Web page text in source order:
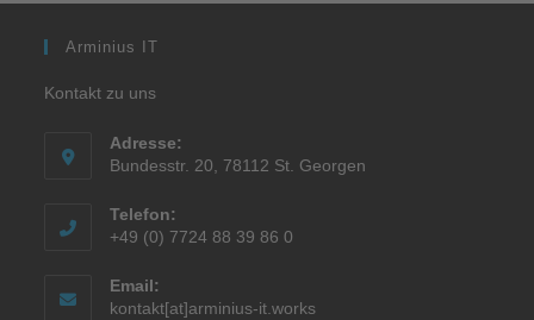
Arminius IT
Kontakt zu uns
Adresse:
Bundesstr. 20, 78112 St. Georgen
Telefon:
+49 (0) 7724 88 39 86 0
Email:
kontakt[at]arminius-it.works